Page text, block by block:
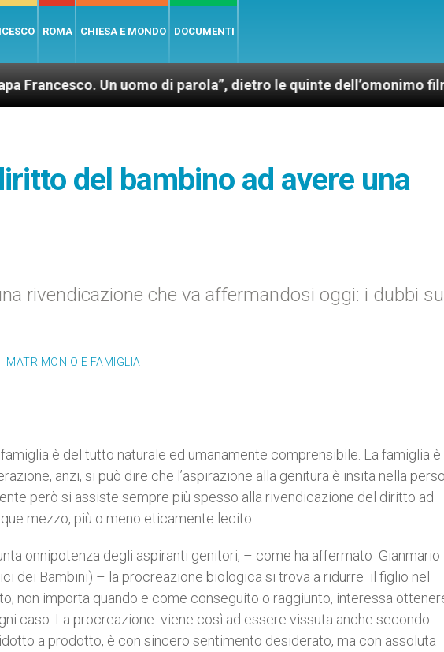
ROMA CHIESA E MONDO DOCUMENTI
Un uomo di parola”, dietro le quinte dell’omonimo film di Wim
del bambino ad avere una
rivendicazione che va affermandosi oggi: i dubbi
MATRIMONIO E FAMIGLIA
è del tutto naturale ed umanamente comprensibile. La famiglia è
anzi, si può dire che l’aspirazione alla genitura è insita nella
però si assiste sempre più spesso alla rivendicazione del diritto ad
mezzo, più o meno eticamente lecito.
onnipotenza degli aspiranti genitori, – come ha affermato Gianmario
dei Bambini) – la procreazione biologica si trova a ridurre il figlio nel
non importa quando e come conseguito o raggiunto, interessa
caso. La procreazione viene così ad essere vissuta anche secondo
a prodotto, è con sincero sentimento desiderato, ma con assoluta